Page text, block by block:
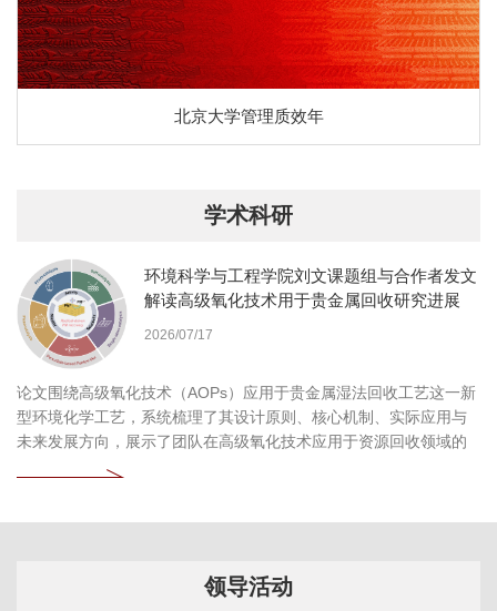
北京大学管理质效年
学术科研
环境科学与工程学院刘文课题组与合作者发文
解读高级氧化技术用于贵金属回收研究进展
2026/07/17
论文围绕高级氧化技术（AOPs）应用于贵金属湿法回收工艺这一新
型环境化学工艺，系统梳理了其设计原则、核心机制、实际应用与
未来发展方向，展示了团队在高级氧化技术应用于资源回收领域的
持续探索和深刻见解。